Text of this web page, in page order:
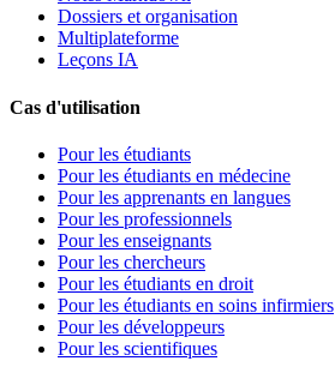
Dossiers et organisation
Multiplateforme
Leçons IA
Cas d'utilisation
Pour les étudiants
Pour les étudiants en médecine
Pour les apprenants en langues
Pour les professionnels
Pour les enseignants
Pour les chercheurs
Pour les étudiants en droit
Pour les étudiants en soins infirmiers
Pour les développeurs
Pour les scientifiques